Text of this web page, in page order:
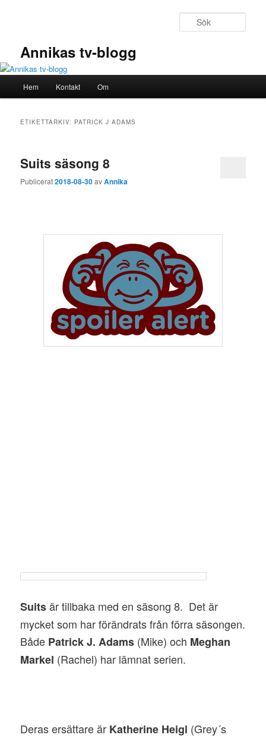
Annikas tv-blogg
Hem Kontakt Om
ETIKETTARKIV: PATRICK J ADAMS
Suits säsong 8
Publicerat2018-08-30avAnnika
Suitsär tillbaka med en säsong 8. Det är
mycket som har förändrats från förra säsongen.
Både Patrick J. Adams (Mike) och Meghan
Markel (Rachel) har lämnat serien.
Deras ersättare är Katherine Heigl (Grey´s